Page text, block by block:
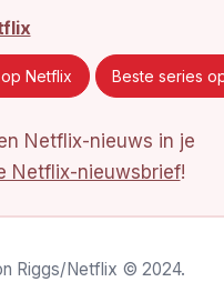
Netflix Beste series
Netflix-nieuws in je
Netflix-nieuwsbrief!
Riggs/Netflix © 2024.